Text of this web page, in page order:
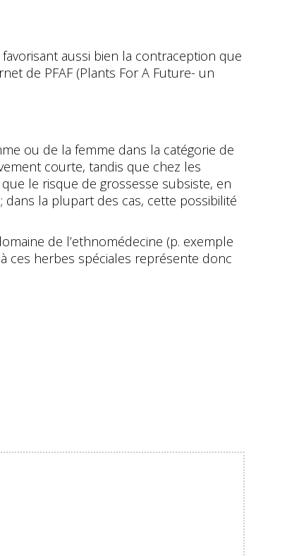
aussi bien la contraception que
de PFAF (Plants For A Future- un
ou de la femme dans la catégorie de
courte, tandis que chez les
le risque de grossesse subsiste, en
la plupart des cas, cette possibilité
de l’ethnomédecine (p. exemple
ces herbes spéciales représente donc